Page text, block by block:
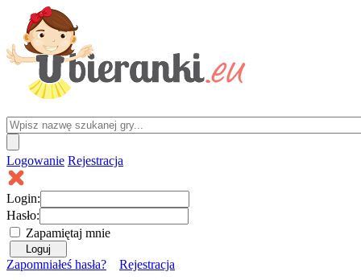
Logowanie Rejestracja
Login:
Hasło:
Zapamiętaj mnie
Zapomniałeś hasła? Rejestracja